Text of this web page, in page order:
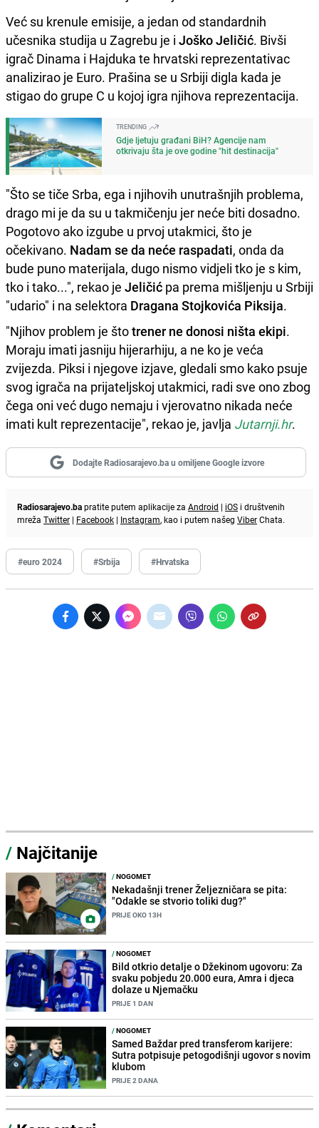
Već su krenule emisije, a jedan od standardnih
učesnika studija u Zagrebu je i Joško Jeličić. Bivši
igrač Dinama i Hajduka te hrvatski reprezentativac
analizirao je Euro. Prašina se u Srbiji digla kada je
stigao do grupe C u kojoj igra njihova reprezentacija.
TRENDING
Gdje ljetuju građani BiH? Agencije nam
otkrivaju šta je ove godine "hit destinacija"
"Što se tiče Srba, ega i njihovih unutrašnjih problema,
drago mi je da su u takmičenju jer neće biti dosadno.
Pogotovo ako izgube u prvoj utakmici, što je
očekivano. Nadam se da neće raspadati, onda da
bude puno materijala, dugo nismo vidjeli tko je s kim,
tko i tako...", rekao je Jeličić pa prema mišljenju u Srbiji
"udario" i na selektora Dragana Stojkovića Piksija.
"Njihov problem je štotrener ne donosi ništa ekipi.
Moraju imati jasniju hijerarhiju, a ne ko je veća
zvijezda. Piksi i njegove izjave, gledali smo kako psuje
svog igrača na prijateljskoj utakmici, radi sve ono zbog
čega oni već dugo nemaju i vjerovatno nikada neće
imati kult reprezentacije", rekao je, javlja Jutarnji.hr.
Dodajte Radiosarajevo.ba u omiljene Google izvore
Radiosarajevo.bapratite putem aplikacije za Android | iOS i društvenih
mreža Twitter | Facebook | Instagram, kao i putem našeg ViberChata.
#euro 2024 #Srbija #Hrvatska
/ Najčitanije
/NOGOMET
Nekadašnji trener Željezničara se pita:
"Odakle se stvorio toliki dug?"
PRIJE OKO 13H
/NOGOMET
Bild otkrio detalje o Džekinom ugovoru: Za
svaku pobjedu 20.000 eura, Amra i djeca
dolaze u Njemačku
PRIJE 1 DAN
/NOGOMET
Samed Baždar pred transferom karijere:
Sutra potpisuje petogodišnji ugovor s novim
klubom
PRIJE 2 DANA